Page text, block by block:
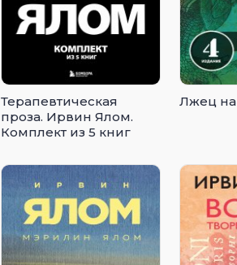
Терапевтическая
проза. Ирвин Ялом.
Комплект из 5 книг
Лжец на